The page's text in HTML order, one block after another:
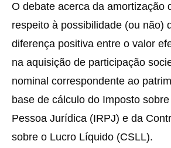
O debate acerca da amortização
respeito à possibilidade (ou não)
diferença positiva entre o valor
na aquisição de participação
nominal correspondente ao
base de cálculo do Imposto
Pessoa Jurídica (IRPJ) e da
sobre o Lucro Líquido (CSLL).